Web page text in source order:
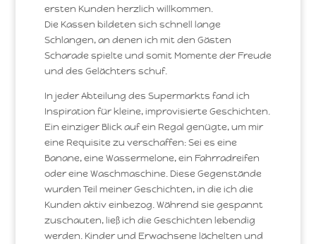
ersten Kunden herzlich willkommen.
Die Kassen bildeten sich schnell lange
Schlangen, an denen ich mit den Gästen
Scharade spielte und somit Momente der Freude
und des Gelächters schuf.
In jeder Abteilung des Supermarkts fand ich
Inspiration für kleine, improvisierte Geschichten.
Ein einziger Blick auf ein Regal genügte, um mir
eine Requisite zu verschaffen: Sei es eine
Banane, eine Wassermelone, ein Fahrradreifen
oder eine Waschmaschine. Diese Gegenstände
wurden Teil meiner Geschichten, in die ich die
Kunden aktiv einbezog. Während sie gespannt
zuschauten, ließ ich die Geschichten lebendig
werden. Kinder und Erwachsene lächelten und